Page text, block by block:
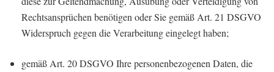
Rechtsansprüchen benötigen oder Sie gemäß Art. 21 DSGVO
Widerspruch gegen die Verarbeitung eingelegt haben;
gemäß Art. 20 DSGVO Ihre personenbezogenen Daten, die